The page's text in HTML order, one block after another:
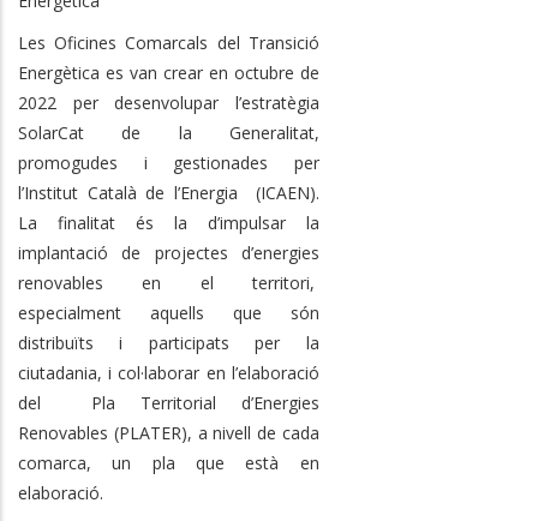
Les Oficines Comarcals del Transició
Energètica es van crear en octubre de
2022 per desenvolupar l’estratègia
SolarCat de la Generalitat,
promogudes i gestionades per
l’Institut Català de l’Energia (ICAEN).
La finalitat és la d’impulsar la
implantació de projectes d’energies
renovables en el territori,
especialment aquells que són
distribuïts i participats per la
ciutadania, i col·laborar en l’elaboració
del Pla Territorial d’Energies
Renovables (PLATER), a nivell de cada
comarca, un pla que està en
elaboració.